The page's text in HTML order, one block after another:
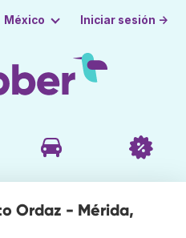
México Iniciar sesión →
Ordaz - Mérida,